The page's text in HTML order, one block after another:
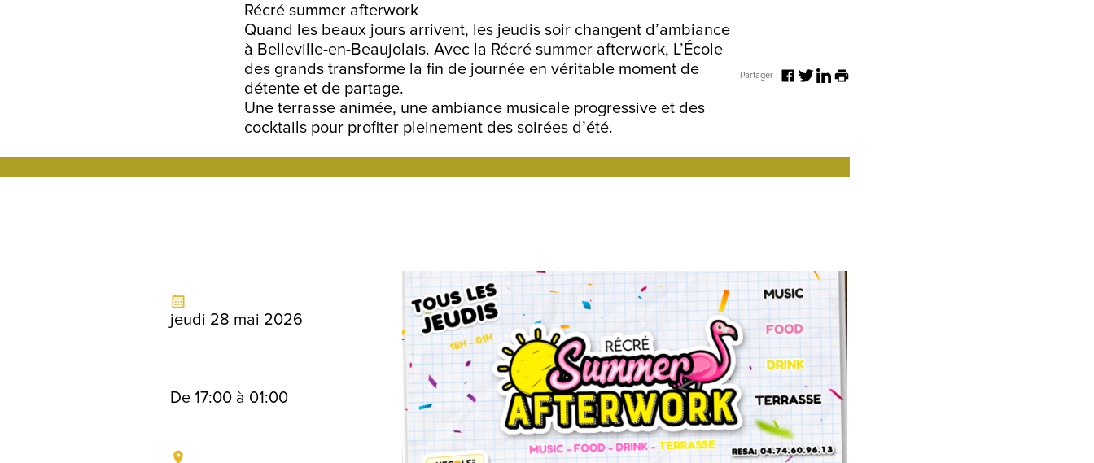
Récré summer afterwork
Quand les beaux jours arrivent, les jeudis soir changent d’ambiance
à Belleville-en-Beaujolais. Avec la Récré summer afterwork, L’École
des grands transforme la fin de journée en véritable moment de
détente et de partage.
Une terrasse animée, une ambiance musicale progressive et des
cocktails pour profiter pleinement des soirées d’été.
Partager :
jeudi 28 mai 2026
De 17:00 à 01:00